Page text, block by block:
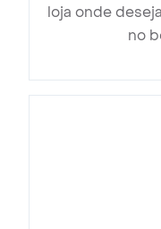
loja onde
no